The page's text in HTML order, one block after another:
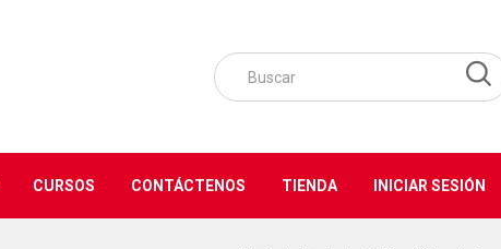
CURSOS CONTÁCTENOS TIENDA INICIAR SESIÓN